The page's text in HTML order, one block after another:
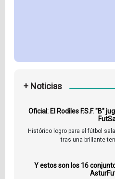
+ Noticias
Oficial: El Rodiles F.S.F. "B"
Histórico logro para el fútbol
tras una brillante
Y estos son los 16